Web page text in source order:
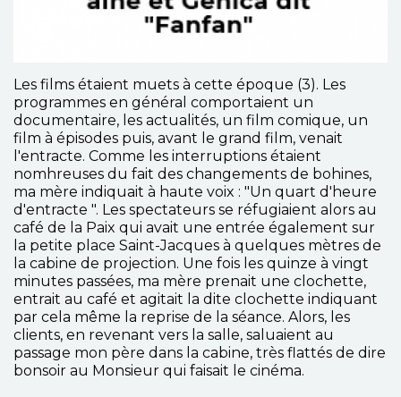
Les films étaient muets à cette époque (3). Les
programmes en général comportaient un
documentaire, les actualités, un film comique, un
film à épisodes puis, avant le grand film, venait
l'entracte. Comme les interruptions étaient
nomhreuses du fait des changements de bohines,
ma mère indiquait à haute voix : "Un quart d'heure
d'entracte ". Les spectateurs se réfugiaient alors au
café de la Paix qui avait une entrée également sur
la petite place Saint-Jacques à quelques mètres de
la cabine de projection. Une fois les quinze à vingt
minutes passées, ma mère prenait une clochette,
entrait au café et agitait la dite clochette indiquant
par cela même la reprise de la séance. Alors, les
clients, en revenant vers la salle, saluaient au
passage mon père dans la cabine, très flattés de dire
bonsoir au Monsieur qui faisait le cinéma.